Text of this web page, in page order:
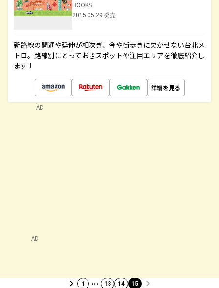
BOOKS
2015.05.29 発売
新路線の開通や延伸が相次ぎ、今や街歩きに欠かせない台北メ
トロ。路線別にとっておきスポットや注目エリアを徹底紹介し
ます！
詳細を見る
AD
1 … 13 14 15
AD